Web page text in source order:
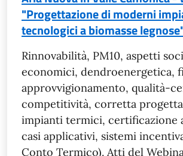
"Progettazione di moderni
tecnologici a biomasse
Rinnovabilità, PM10, aspetti
economici, dendroenergetica,
approvvigionamento, qualità-
competitività, corretta
impianti termici, certificazione
casi applicativi, sistemi
Conto Termico). Atti del